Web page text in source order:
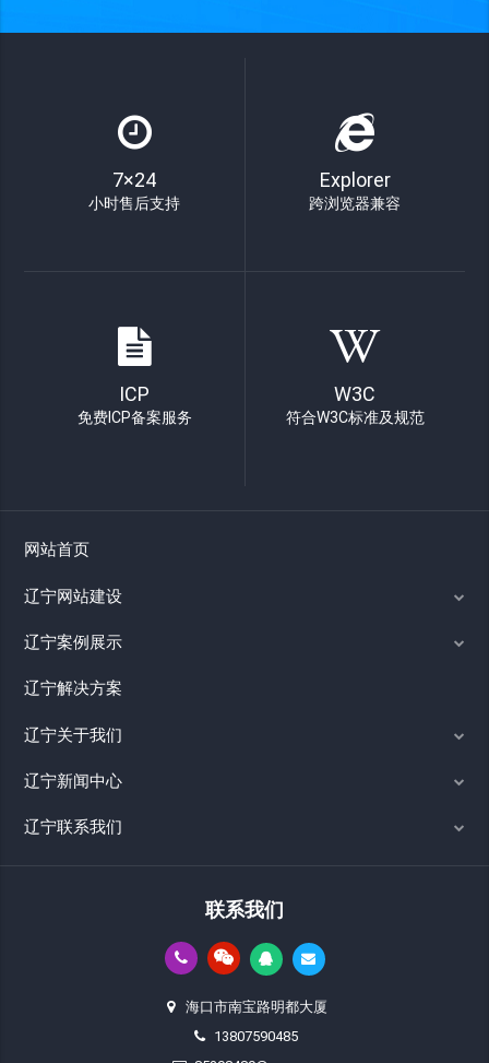
7×24
小时售后支持
Explorer
跨浏览器兼容
ICP
免费ICP备案服务
W3C
符合W3C标准及规范
网站首页
辽宁网站建设
辽宁案例展示
辽宁解决方案
辽宁关于我们
辽宁新闻中心
辽宁联系我们
联系我们
海口市南宝路明都大厦
13807590485